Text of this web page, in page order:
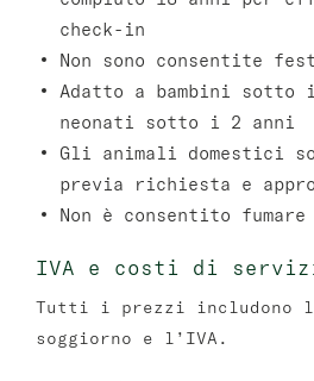
check-in
Non sono consentite
Adatto a bambini sotto
neonati sotto i 2 anni
Gli animali domestici
previa richiesta e
Non è consentito fumare
IVA e costi di
Tutti i prezzi includono
soggiorno e l’IVA.